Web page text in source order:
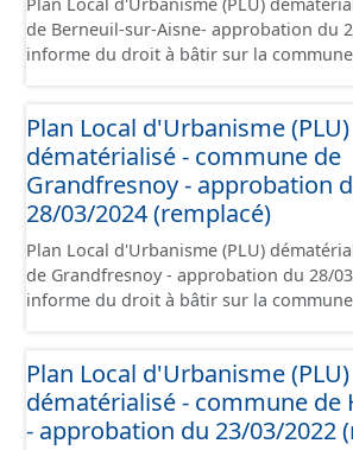
de ces données, il est rappelé que
papier font foi et sont opposables d'un
juridique.
de Berneuil-sur-Aisne- approbation du 23/
informe du droit à bâtir sur la
contient les pièces administratives, le
présentation, le PADD, le règlement (à
plans de zonages), les annexes, les
d'aménagement et les données
l'attention portée à la création de ces
rappelé que seuls les documents
opposables d'un point de vue juridique.
Plan Local d'Urbanisme (PLU)
dématérialisé - commune de
Grandfresnoy - approbation
28/03/2024 (remplacé)
Plan Local d'Urbanisme (PLU)
de Grandfresnoy - approbation du 28/03/
informe du droit à bâtir sur la
contient les pièces administratives, le
présentation, le PADD, le règlement (à
plans de zonages), les annexes, les
Plan Local d'Urbanisme (PLU)
dématérialisé - commune de
- approbation du 23/03/2022